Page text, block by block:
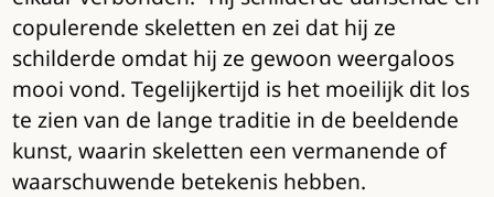
copulerende skeletten en zei dat hij ze
schilderde omdat hij ze gewoon weergaloos
mooi vond. Tegelijkertijd is het moeilijk dit los
te zien van de lange traditie in de beeldende
kunst, waarin skeletten een vermanende of
waarschuwende betekenis hebben.